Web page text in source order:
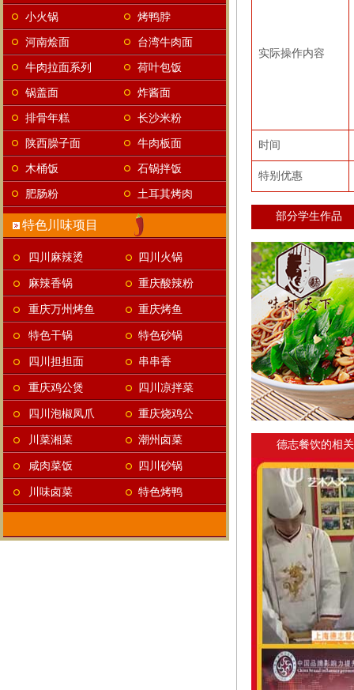
小火锅 烤鸭脖
河南烩面 台湾牛肉面
牛肉拉面系列 荷叶包饭
锅盖面 炸酱面
排骨年糕 长沙米粉
陕西臊子面 牛肉板面
木桶饭 石锅拌饭
肥肠粉 土耳其烤肉
特色川味项目
四川麻辣烫 四川火锅
麻辣香锅 重庆酸辣粉
重庆万州烤鱼 重庆烤鱼
特色干锅 特色砂锅
四川担担面 串串香
重庆鸡公煲 四川凉拌菜
四川泡椒凤爪 重庆烧鸡公
川菜湘菜 潮州卤菜
咸肉菜饭 四川砂锅
川味卤菜 特色烤鸭
实际操作内容
时间
特别优惠
部分学生作品
德志餐饮的相